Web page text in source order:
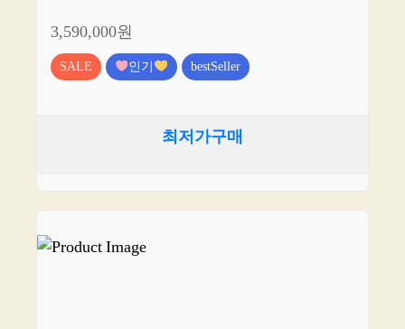
3,590,000원
SALE 인기 bestSeller
최저가구매